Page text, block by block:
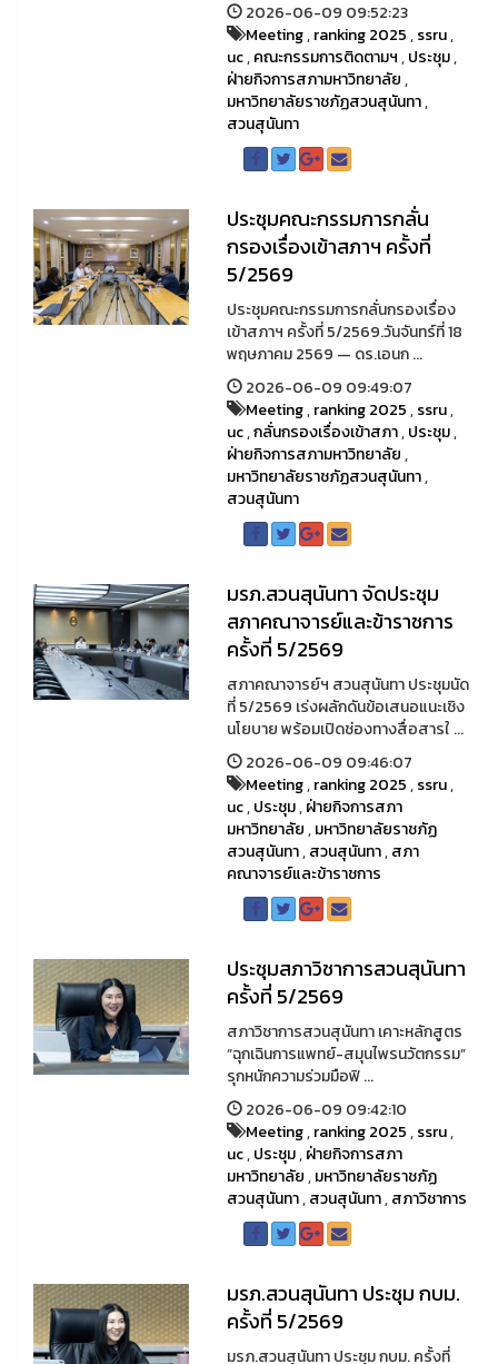
2026-06-09 09:52:23
Meeting,ranking 2025,ssru,
uc,คณะกรรมการติดตามฯ,ประชุม,
ฝ่ายกิจการสภามหาวิทยาลัย,
มหาวิทยาลัยราชภัฏสวนสุนันทา,
สวนสุนันทา
ประชุมคณะกรรมการกลั่น
กรองเรื่องเข้าสภาฯ ครั้งที่
5/2569
ประชุมคณะกรรมการกลั่นกรองเรื่อง
เข้าสภาฯ ครั้งที่ 5/2569.วันจันทร์ที่ 18
พฤษภาคม 2569 — ดร.เอนก ...
2026-06-09 09:49:07
Meeting,ranking 2025,ssru,
uc,กลั่นกรองเรื่องเข้าสภา,ประชุม,
ฝ่ายกิจการสภามหาวิทยาลัย,
มหาวิทยาลัยราชภัฏสวนสุนันทา,
สวนสุนันทา
มรภ.สวนสุนันทา จัดประชุม
สภาคณาจารย์และข้าราชการ
ครั้งที่ 5/2569
สภาคณาจารย์ฯ สวนสุนันทา ประชุมนัด
ที่ 5/2569 เร่งผลักดันข้อเสนอแนะเชิง
นโยบาย พร้อมเปิดช่องทางสื่อสารใ ...
2026-06-09 09:46:07
Meeting,ranking 2025,ssru,
uc,ประชุม,ฝ่ายกิจการสภา
มหาวิทยาลัย,มหาวิทยาลัยราชภัฏ
สวนสุนันทา,สวนสุนันทา,สภา
คณาจารย์และข้าราชการ
ประชุมสภาวิชาการสวนสุนันทา
ครั้งที่ 5/2569
สภาวิชาการสวนสุนันทา เคาะหลักสูตร
“ฉุกเฉินการแพทย์-สมุนไพรนวัตกรรม”
รุกหนักความร่วมมือฟิ ...
2026-06-09 09:42:10
Meeting,ranking 2025,ssru,
uc,ประชุม,ฝ่ายกิจการสภา
มหาวิทยาลัย,มหาวิทยาลัยราชภัฏ
สวนสุนันทา,สวนสุนันทา,สภาวิชาการ
มรภ.สวนสุนันทา ประชุม กบม.
ครั้งที่ 5/2569
มรภ.สวนสุนันทา ประชุม กบม. ครั้งที่